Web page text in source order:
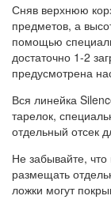
Сняв верхнюю
предметов, а
помощью
достаточно 1-2
предусмотрена
Вся линейка
тарелок,
отдельный отсек
Не забывайте,
размещать
ложки могут